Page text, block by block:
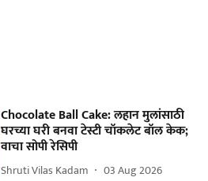
Chocolate Ball Cake: लहान मुलांसाठी
घरच्या घरी बनवा टेस्टी चॉकलेट बॉल केक;
वाचा सोपी रेसिपी
Shruti Vilas Kadam 03 Aug 2026